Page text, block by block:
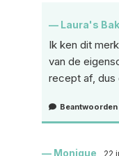
Laura's
Ik ken dit
van de
recept af, dus
Beantwoorden
Monique 22